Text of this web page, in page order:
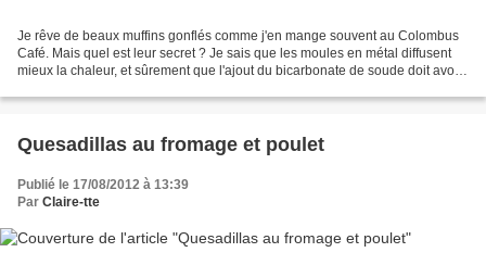
Je rêve de beaux muffins gonflés comme j'en mange souvent au Colombus
Café. Mais quel est leur secret ? Je sais que les moules en métal diffusent
mieux la chaleur, et sûrement que l'ajout du bicarbonate de soude doit avoir
Quesadillas au fromage et poulet
Publié le 17/08/2012 à 13:39
Par Claire-tte